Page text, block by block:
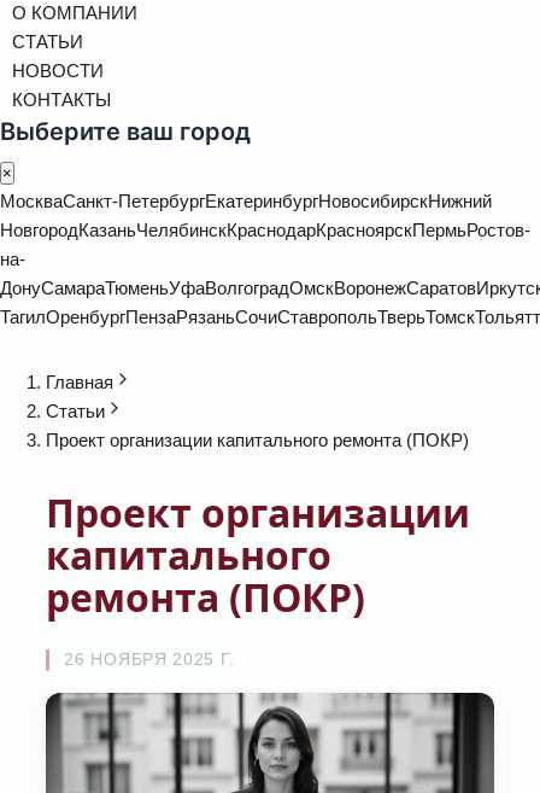
О КОМПАНИИ
СТАТЬИ
НОВОСТИ
КОНТАКТЫ
Выберите ваш город
×
МоскваСанкт-ПетербургЕкатеринбургНовосибирскНижний
НовгородКазаньЧелябинскКраснодарКрасноярскПермьРостов-
на-
ДонуСамараТюменьУфаВолгоградОмскВоронежСаратов
ТагилОренбургПензаРязаньСочиСтавропольТверьТомск
Главная
Статьи
Проект организации капитального ремонта (ПОКР)
Проект организации
капитального
ремонта (ПОКР)
26 НОЯБРЯ 2025 Г.